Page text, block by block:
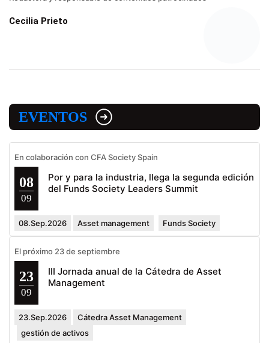
Cecilia Prieto
EVENTOS
En colaboración con CFA Society Spain
08
09
Por y para la industria, llega la segunda edición
del Funds Society Leaders Summit
08.Sep.2026 Asset management Funds Society
El próximo 23 de septiembre
23
09
III Jornada anual de la Cátedra de Asset
Management
23.Sep.2026
Cátedra Asset Management
gestión de activos